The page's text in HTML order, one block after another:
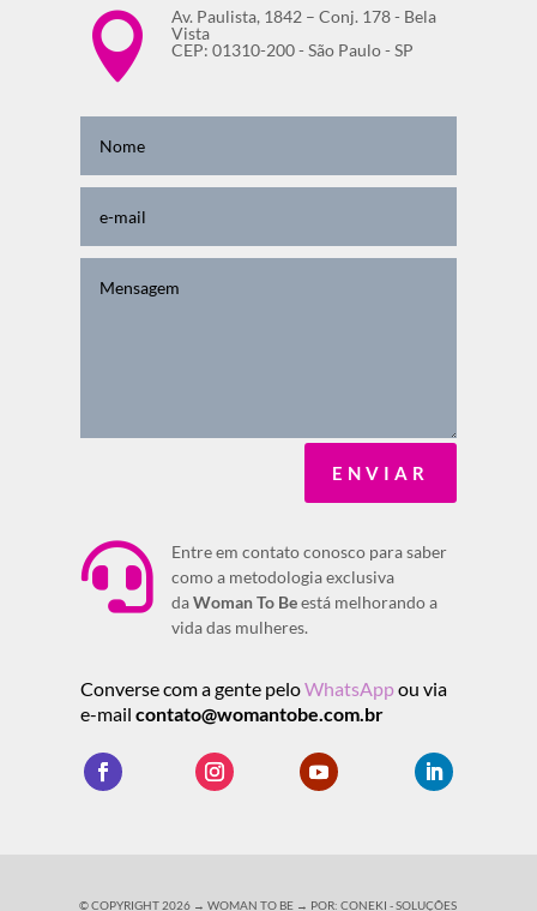

Av. Paulista, 1842 – Conj. 178 - Bela
Vista
CEP: 01310-200 - São Paulo - SP
ENVIAR

Entre em contato conosco para saber
como a metodologia exclusiva
daWoman To Beestá melhorando a
vida das mulheres.
Converse com a gente peloWhatsAppou via
e-mailcontato@womantobe.com.br
© COPYRIGHT 2026 → WOMAN TO BE → POR: CONEKI - SOLUÇÕES